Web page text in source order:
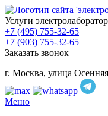
Услуги
+7 (495) 755-32-65
+7 (903) 755-32-65
Заказать звонок
г. Москва, улица
Меню